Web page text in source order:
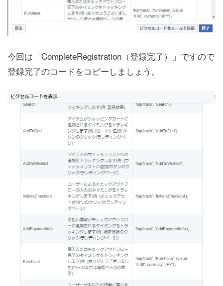
今回は「CompleteRegistration（登録完了）」ですので
登録完了のコードをコピーしましょう。